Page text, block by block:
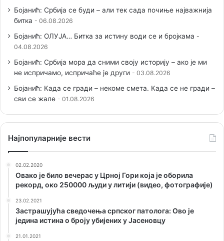
Бојанић: Србија се буди – али тек сада почиње најважнија
битка
06.08.2026
Бојанић: ОЛУЈА… Битка за истину води се и бројкама
04.08.2026
Бојанић: Србија мора да сними своју историју – ако је ми
не испричамо, испричаће је други
03.08.2026
Бојанић: Када се гради – некоме смета. Када се не гради –
сви се жале
01.08.2026
Наjпопуларније вести
02.02.2020
Овако је било вечерас у Црној Гори која је оборила
рекорд, око 250000 људи у литији (видео, фотографије)
23.02.2021
Застрашујућа сведочења српског патолога: Ово је
једина истина о броју убијених у Јасеновцу
21.01.2021